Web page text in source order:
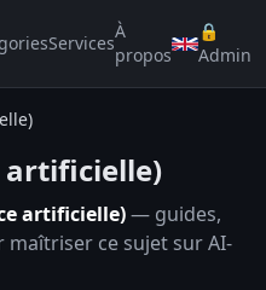
Services
À
propos
🔒
Admin
artificielle)— guides,
ce sujet sur AI-